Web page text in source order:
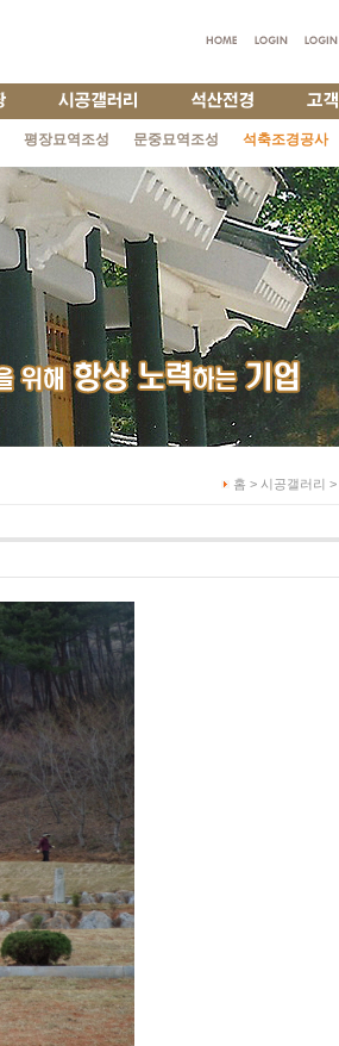
평장묘역조성 문중묘역조성 석축조경공사
홈 > 시공갤러리 >